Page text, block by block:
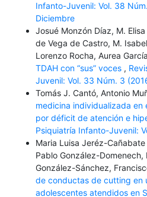
Infanto-Juvenil: Vol. 38
Diciembre
Josué Monzón Díaz, M.
de Vega de Castro, M.
Lorenzo Rocha, Aurea
TDAH con “sus” voces ,
Juvenil: Vol. 33 Núm. 3
Tomás J. Cantó, Antonio
medicina individualizada
por déficit de atención e
Psiquiatría Infanto-Juvenil:
Maria Luisa Jeréz-
Pablo González-Domenech,
González-Sánchez,
de conductas de cutting en
adolescentes atendidos en